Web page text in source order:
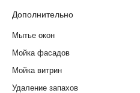
Дополнительно
Мытье окон
Мойка фасадов
Мойка витрин
Удаление запахов